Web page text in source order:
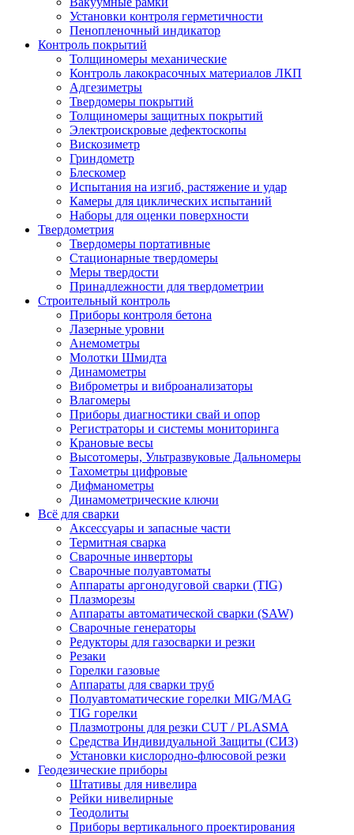
Установки контроля герметичности
Пенопленочный индикатор
Контроль покрытий
Толщиномеры механические
Контроль лакокрасочных материалов ЛКП
Адгезиметры
Твердомеры покрытий
Толщиномеры защитных покрытий
Электроискровые дефектоскопы
Вискозиметр
Гриндометр
Блескомер
Испытания на изгиб, растяжение и удар
Камеры для циклических испытаний
Наборы для оценки поверхности
Твердометрия
Твердомеры портативные
Стационарные твердомеры
Меры твердости
Принадлежности для твердометрии
Строительный контроль
Приборы контроля бетона
Лазерные уровни
Анемометры
Молотки Шмидта
Динамометры
Виброметры и виброанализаторы
Влагомеры
Приборы диагностики свай и опор
Регистраторы и системы мониторинга
Крановые весы
Высотомеры, Ультразвуковые Дальномеры
Тахометры цифровые
Дифманометры
Динамометрические ключи
Всё для сварки
Аксессуары и запасные части
Термитная сварка
Сварочные инверторы
Сварочные полуавтоматы
Аппараты аргонодуговой сварки (TIG)
Плазморезы
Аппараты автоматической сварки (SAW)
Сварочные генераторы
Редукторы для газосварки и резки
Резаки
Горелки газовые
Аппараты для сварки труб
Полуавтоматические горелки MIG/MAG
TIG горелки
Плазмотроны для резки CUT / PLASMA
Средства Индивидуальной Защиты (СИЗ)
Установки кислородно-флюсовой резки
Геодезические приборы
Штативы для нивелира
Рейки нивелирные
Теодолиты
Приборы вертикального проектирования